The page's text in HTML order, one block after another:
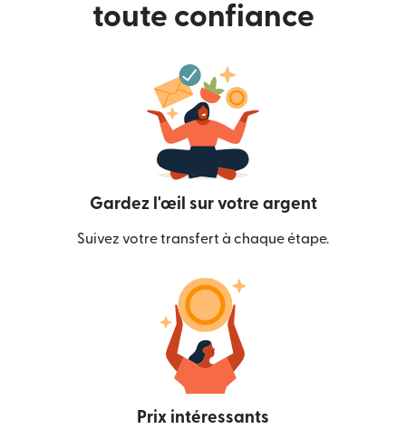
toute confiance
Gardez l'œil sur votre argent
Suivez votre transfert à chaque étape.
Prix intéressants